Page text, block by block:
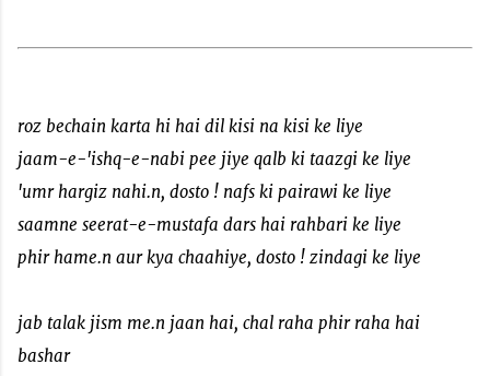
roz bechain karta hi hai dil kisi na kisi ke liye
jaam-e-'ishq-e-nabi pee jiye qalb ki taazgi ke liye
'umr hargiz nahi.n, dosto ! nafs ki pairawi ke liye
saamne seerat-e-mustafa dars hai rahbari ke liye
phir hame.n aur kya chaahiye, dosto ! zindagi ke liye
jab talak jism me.n jaan hai, chal raha phir raha hai
bashar